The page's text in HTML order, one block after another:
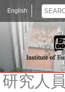
English
研究人員